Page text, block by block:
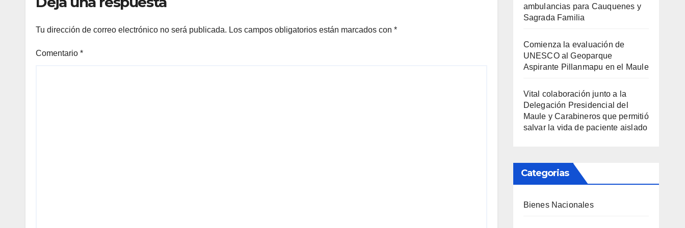
Tu dirección de correo electrónico no será publicada. Los campos obligatorios están marcados con *
Comentario *
ambulancias para Cauquenes y
Sagrada Familia
Comienza la evaluación de
UNESCO al Geoparque
Aspirante Pillanmapu en el Maule
Vital colaboración junto a la
Delegación Presidencial del
Maule y Carabineros que permitió
salvar la vida de paciente aislado
Categorias
Bienes Nacionales